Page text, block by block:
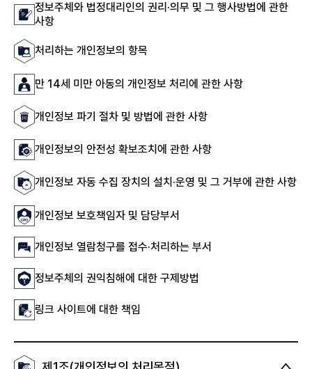
정보주체와 법정대리인의 권리·의무 및 그 행사방법에 관한
사항
처리하는 개인정보의 항목
만 14세 미만 아동의 개인정보 처리에 관한 사항
개인정보 파기 절차 및 방법에 관한 사항
개인정보의 안전성 확보조치에 관한 사항
개인정보 자동 수집 장치의 설치·운영 및 그 거부에 관한 사항
개인정보 보호책임자 및 담당부서
개인정보 열람청구를 접수·처리하는 부서
정보주체의 권익침해에 대한 구제방법
링크 사이트에 대한 책임